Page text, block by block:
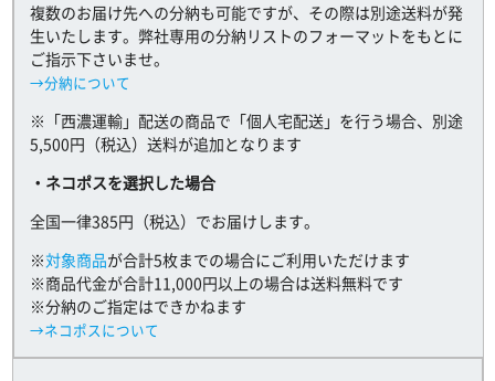
複数のお届け先への分納も可能ですが、その際は別途送料が発
生いたします。弊社専用の分納リストのフォーマットをもとに
ご指示下さいませ。
→分納について
※「西濃運輸」配送の商品で「個人宅配送」を行う場合、別途
5,500円（税込）送料が追加となります
・ネコポスを選択した場合
全国一律385円（税込）でお届けします。
※対象商品が合計5枚までの場合にご利用いただけます
※商品代金が合計11,000円以上の場合は送料無料です
※分納のご指定はできかねます
→ネコポスについて